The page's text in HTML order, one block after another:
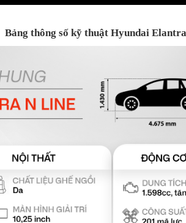
Bảng thông số kỹ thuật Hyundai